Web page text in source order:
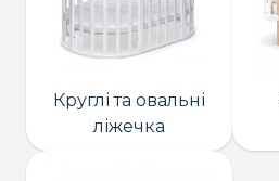
Круглі та овальні
ліжечка